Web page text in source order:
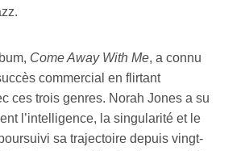
Come Away With Me, a connu
commercial en flirtant
ces trois genres. Norah Jones a su
l’intelligence, la singularité et le
sa trajectoire depuis vingt-